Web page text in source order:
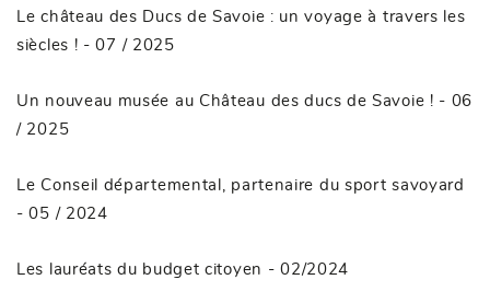
Le château des Ducs de Savoie : un voyage à travers les
siècles ! - 07 / 2025
Un nouveau musée au Château des ducs de Savoie ! - 06
/ 2025
Le Conseil départemental, partenaire du sport savoyard
- 05 / 2024
Les lauréats du budget citoyen - 02/2024